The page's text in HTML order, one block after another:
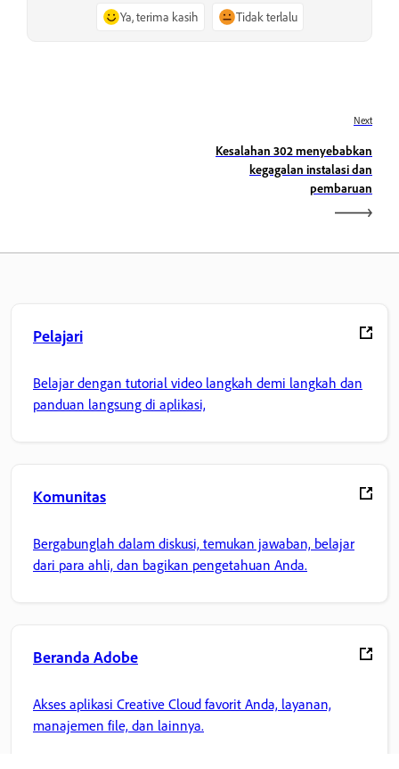
Ya, terima kasih Tidak terlalu
Next
Kesalahan 302 menyebabkan
kegagalan instalasi dan
pembaruan
Pelajari
Belajar dengan tutorial video langkah demi langkah dan
panduan langsung di aplikasi,
Komunitas
Bergabunglah dalam diskusi, temukan jawaban, belajar
dari para ahli, dan bagikan pengetahuan Anda.
Beranda Adobe
Akses aplikasi Creative Cloud favorit Anda, layanan,
manajemen file, dan lainnya.